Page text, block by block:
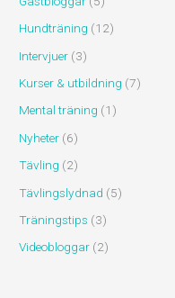
Hundträning (12)
Intervjuer (3)
Kurser & utbildning (7)
Mental träning (1)
Nyheter (6)
Tävling (2)
Tävlingslydnad (5)
Träningstips (3)
Videobloggar (2)